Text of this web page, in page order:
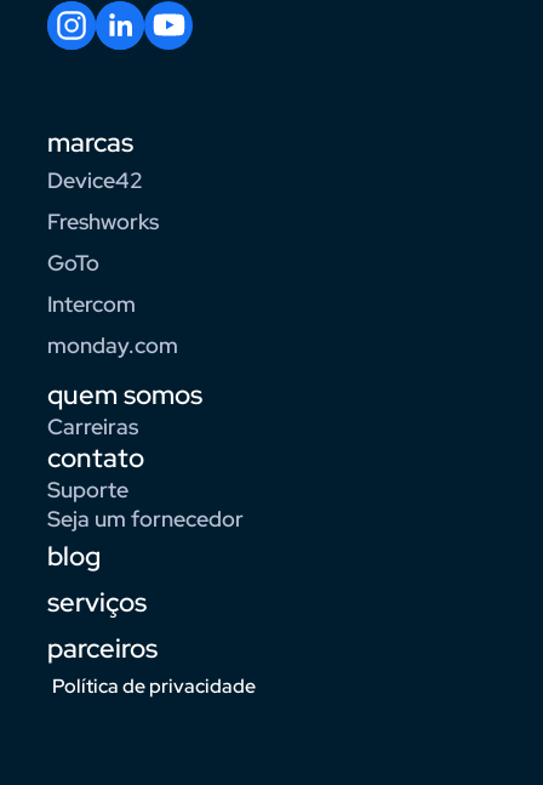
marcas
Device42
Freshworks
GoTo
Intercom
monday.com
quem somos
Carreiras
contato
Suporte
Seja um fornecedor
blog
serviços
parceiros
Política de privacidade